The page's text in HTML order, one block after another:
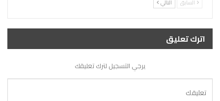
السابق التالي
اترك تعليق
يرجي التسجيل لترك تعليقك